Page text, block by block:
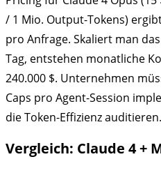
/ 1 Mio. Output-Tokens)
pro Anfrage. Skaliert man
Tag, entstehen monatliche
240.000 $. Unternehmen
Caps pro Agent-Session
die Token-Effizienz auditieren.
Vergleich: Claude 4 +